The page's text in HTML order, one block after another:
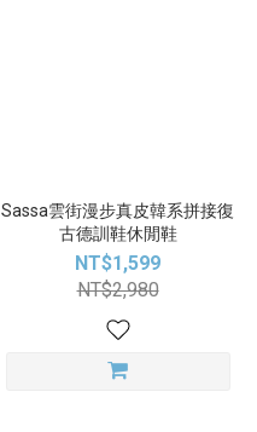
Sassa雲街漫步真皮韓系拼接復
古德訓鞋休閒鞋
NT$1,599
NT$2,980